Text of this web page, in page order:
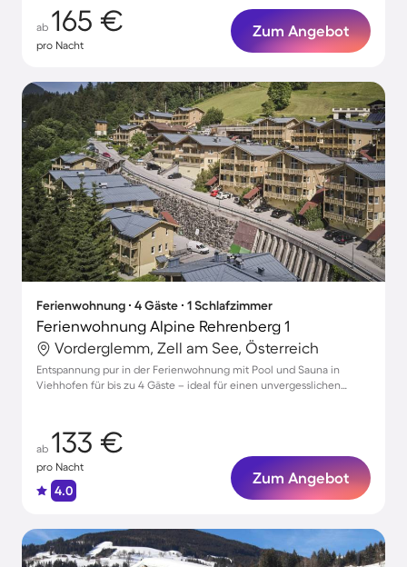
ab 165 €
pro Nacht
Zum Angebot
Ferienwohnung ∙ 4 Gäste ∙ 1 Schlafzimmer
Ferienwohnung Alpine Rehrenberg 1
Vorderglemm, Zell am See, Österreich
Entspannung pur in der Ferienwohnung mit Pool und Sauna in
Viehhofen für bis zu 4 Gäste – ideal für einen unvergesslichen
ab 133 €
pro Nacht
4.0
Zum Angebot